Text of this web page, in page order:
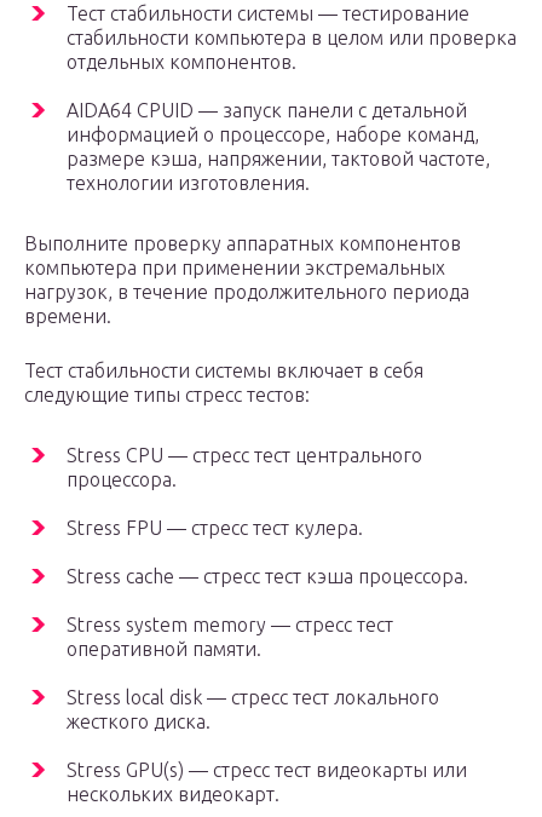
Тест стабильности системы — тестирование
стабильности компьютера в целом или проверка
отдельных компонентов.
AIDA64 CPUID — запуск панели с детальной
информацией о процессоре, наборе команд,
размере кэша, напряжении, тактовой частоте,
технологии изготовления.
Выполните проверку аппаратных компонентов
компьютера при применении экстремальных
нагрузок, в течение продолжительного периода
времени.
Тест стабильности системы включает в себя
следующие типы стресс тестов:
Stress CPU — стресс тест центрального
процессора.
Stress FPU — стресс тест кулера.
Stress cache — стресс тест кэша процессора.
Stress system memory — стресс тест
оперативной памяти.
Stress local disk — стресс тест локального
жесткого диска.
Stress GPU(s) — стресс тест видеокарты или
нескольких видеокарт.